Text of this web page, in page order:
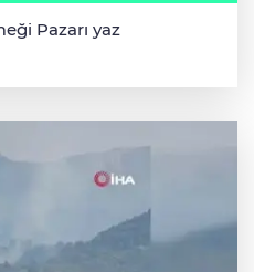
Pazarı yaz